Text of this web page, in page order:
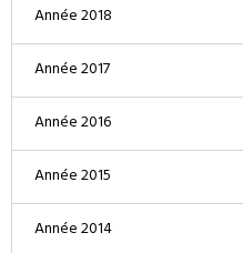
Année 2018
Année 2017
Année 2016
Année 2015
Année 2014